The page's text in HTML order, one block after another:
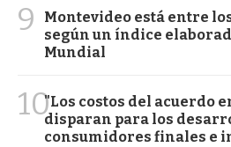
9
Montevideo está entre
según un índice
Mundial
10"Los costos del acuerdo
disparan para los
consumidores finales e